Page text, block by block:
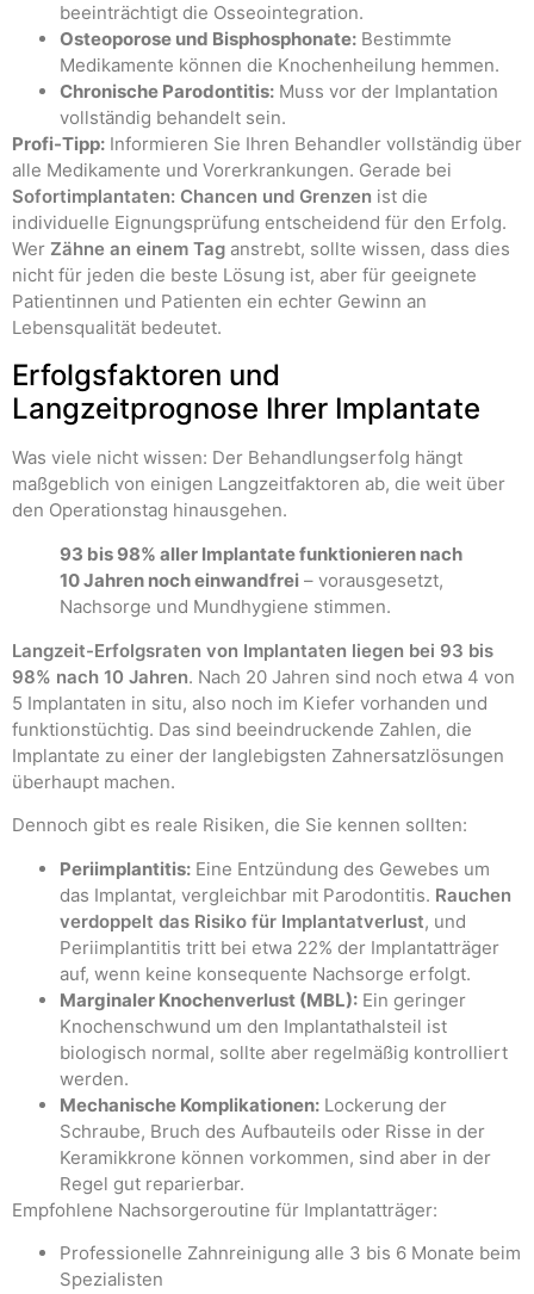
beeinträchtigt die Osseointegration.
Osteoporose und Bisphosphonate: Bestimmte
Medikamente können die Knochenheilung hemmen.
Chronische Parodontitis: Muss vor der Implantation
vollständig behandelt sein.
Profi-Tipp: Informieren Sie Ihren Behandler vollständig über
alle Medikamente und Vorerkrankungen. Gerade bei
Sofortimplantaten: Chancen und Grenzen ist die
individuelle Eignungsprüfung entscheidend für den Erfolg.
Wer Zähne an einem Tag anstrebt, sollte wissen, dass dies
nicht für jeden die beste Lösung ist, aber für geeignete
Patientinnen und Patienten ein echter Gewinn an
Lebensqualität bedeutet.
Erfolgsfaktoren und
Langzeitprognose Ihrer Implantate
Was viele nicht wissen: Der Behandlungserfolg hängt
maßgeblich von einigen Langzeitfaktoren ab, die weit über
den Operationstag hinausgehen.
93 bis 98% aller Implantate funktionieren nach
10 Jahren noch einwandfrei – vorausgesetzt,
Nachsorge und Mundhygiene stimmen.
Langzeit-Erfolgsraten von Implantaten liegen bei 93 bis
98% nach 10 Jahren. Nach 20 Jahren sind noch etwa 4 von
5 Implantaten in situ, also noch im Kiefer vorhanden und
funktionstüchtig. Das sind beeindruckende Zahlen, die
Implantate zu einer der langlebigsten Zahnersatzlösungen
überhaupt machen.
Dennoch gibt es reale Risiken, die Sie kennen sollten:
Periimplantitis: Eine Entzündung des Gewebes um
das Implantat, vergleichbar mit Parodontitis. Rauchen
verdoppelt das Risiko für Implantatverlust, und
Periimplantitis tritt bei etwa 22% der Implantatträger
auf, wenn keine konsequente Nachsorge erfolgt.
Marginaler Knochenverlust (MBL): Ein geringer
Knochenschwund um den Implantathalsteil ist
biologisch normal, sollte aber regelmäßig kontrolliert
werden.
Mechanische Komplikationen: Lockerung der
Schraube, Bruch des Aufbauteils oder Risse in der
Keramikkrone können vorkommen, sind aber in der
Regel gut reparierbar.
Empfohlene Nachsorgeroutine für Implantatträger:
Professionelle Zahnreinigung alle 3 bis 6 Monate beim
Spezialisten